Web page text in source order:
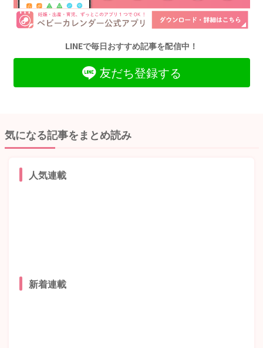
LINEで毎日おすすめ記事を配信中！
友だち登録する
気になる記事をまとめ読み
人気連載
新着連載